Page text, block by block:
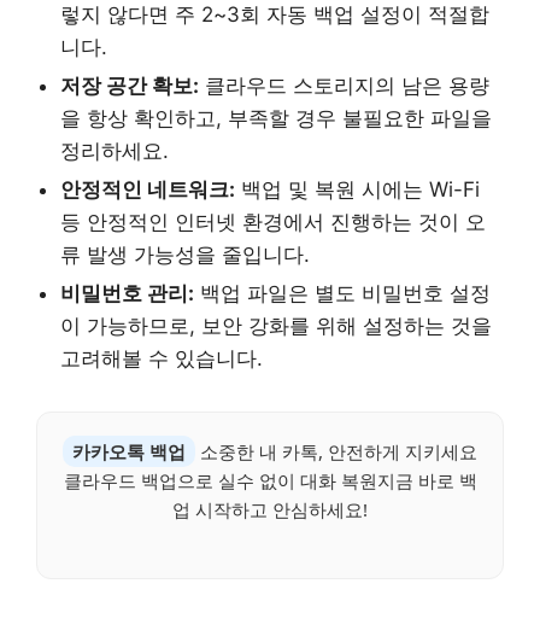
렇지 않다면 주 2~3회 자동 백업 설정이 적절합
니다.
저장 공간 확보: 클라우드 스토리지의 남은 용량
을 항상 확인하고, 부족할 경우 불필요한 파일을
정리하세요.
안정적인 네트워크: 백업 및 복원 시에는 Wi-Fi
등 안정적인 인터넷 환경에서 진행하는 것이 오
류 발생 가능성을 줄입니다.
비밀번호 관리: 백업 파일은 별도 비밀번호 설정
이 가능하므로, 보안 강화를 위해 설정하는 것을
고려해볼 수 있습니다.
카카오톡 백업
소중한 내 카톡, 안전하게 지키세요
클라우드 백업으로 실수 없이 대화 복원지금 바로 백
업 시작하고 안심하세요!